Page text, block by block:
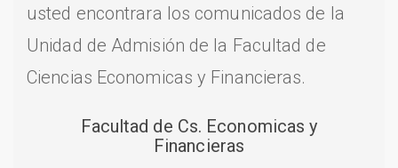
usted encontrara los comunicados de la
Unidad de Admisión de la Facultad de
Ciencias Economicas y Financieras.
Facultad de Cs. Economicas y
Financieras